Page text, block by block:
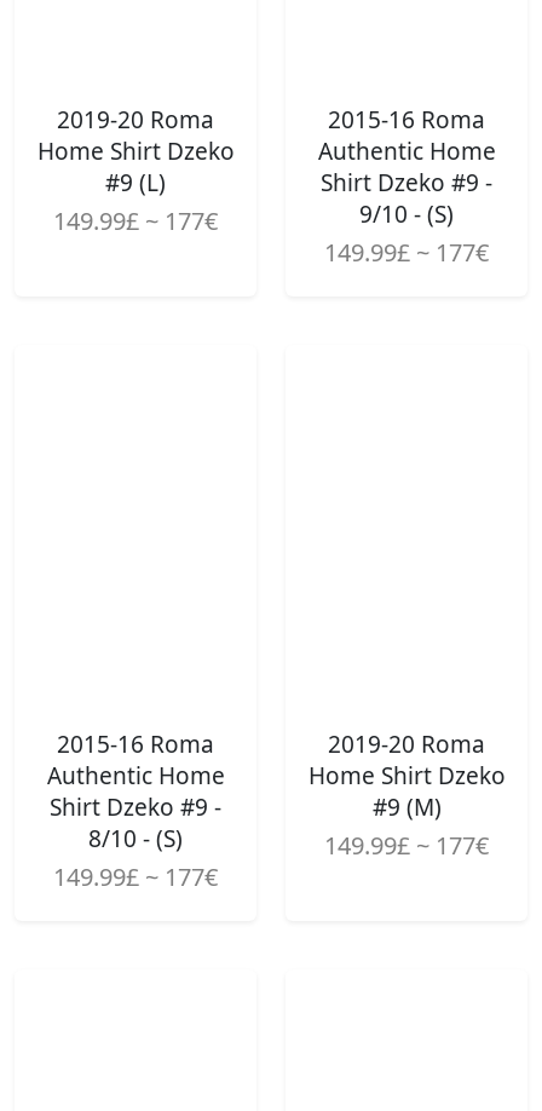
2019-20 Roma
Home Shirt Dzeko
#9 (L)
149.99£ ~ 177€
2015-16 Roma
Authentic Home
Shirt Dzeko #9 -
9/10 - (S)
149.99£ ~ 177€
2015-16 Roma
Authentic Home
Shirt Dzeko #9 -
8/10 - (S)
149.99£ ~ 177€
2019-20 Roma
Home Shirt Dzeko
#9 (M)
149.99£ ~ 177€